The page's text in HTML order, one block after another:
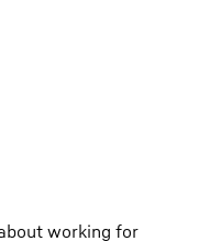
working for